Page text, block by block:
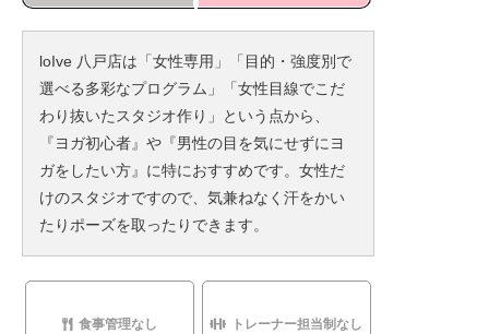
loIve 八戸店は「女性専用」「目的・強度別で
選べる多彩なプログラム」「女性目線でこだ
わり抜いたスタジオ作り」という点から、
『ヨガ初心者』や『男性の目を気にせずにヨ
ガをしたい方』に特におすすめです。女性だ
けのスタジオですので、気兼ねなく汗をかい
たりポーズを取ったりできます。
食事管理なし トレーナー担当制なし